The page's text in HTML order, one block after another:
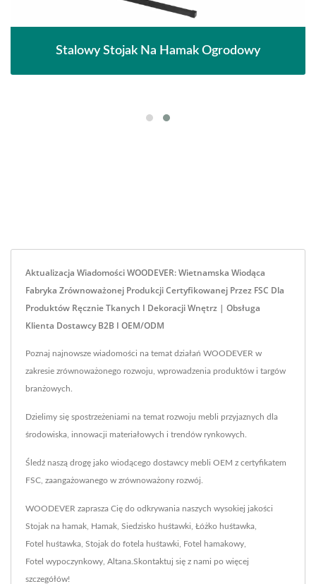
Stalowy Stojak Na Hamak Ogrodowy
Aktualizacja Wiadomości WOODEVER: Wietnamska Wiodąca
Fabryka Zrównoważonej Produkcji Certyfikowanej Przez FSC Dla
Produktów Ręcznie Tkanych I Dekoracji Wnętrz | Obsługa
Klienta Dostawcy B2B I OEM/ODM
Poznaj najnowsze wiadomości na temat działań WOODEVER w
zakresie zrównoważonego rozwoju, wprowadzenia produktów i targów
branżowych.
Dzielimy się spostrzeżeniami na temat rozwoju mebli przyjaznych dla
środowiska, innowacji materiałowych i trendów rynkowych.
Śledź naszą drogę jako wiodącego dostawcy mebli OEM z certyfikatem
FSC, zaangażowanego w zrównoważony rozwój.
WOODEVER zaprasza Cię do odkrywania naszych wysokiej jakości
Stojak na hamak Hamak Siedzisko huśtawki Łóżko huśtawka
Fotel huśtawka Stojak do fotela huśtawki Fotel hamakowy
Fotel wypoczynkowy Altana Skontaktuj się z nami po więcej
szczegółów!